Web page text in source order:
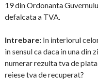
19 din Ordonanta
defalcata a TVA.
Intrebare: In interiorul
in sensul ca daca in una din
numerar rezulta tva de
reiese tva de recuperat?